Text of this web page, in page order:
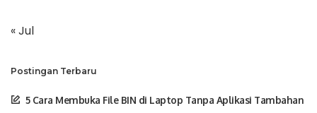
« Jul
Postingan Terbaru
5 Cara Membuka File BIN di Laptop Tanpa Aplikasi Tambahan